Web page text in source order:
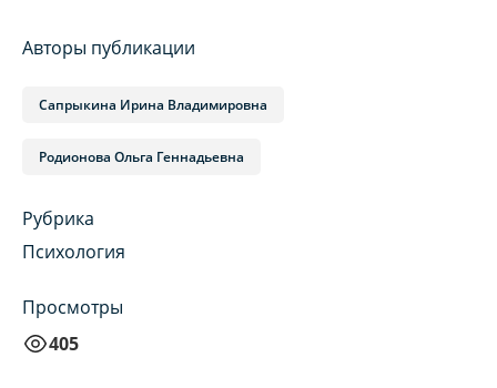
Авторы публикации
Сапрыкина Ирина Владимировна
Родионова Ольга Геннадьевна
Рубрика
Психология
Просмотры
405